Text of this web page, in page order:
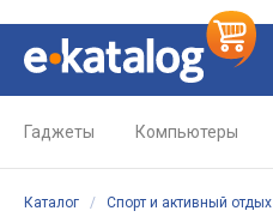
Гаджеты Компьютеры
Каталог / Спорт и активный отдых